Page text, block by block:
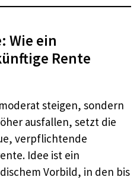
Wie ein
Rente
steigen, sondern
ausfallen, setzt die
verpflichtende
Idee ist ein
Vorbild, in den bis